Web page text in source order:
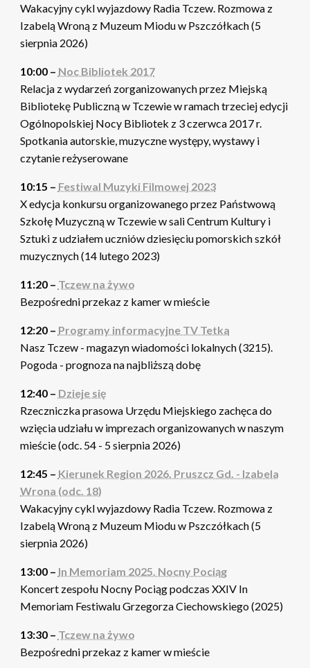
Wakacyjny cykl wyjazdowy Radia Tczew. Rozmowa z
Izabelą Wroną z Muzeum Miodu w Pszczółkach (5
sierpnia 2026)
10:00 – Noc Bibliotek 2017
Relacja z wydarzeń zorganizowanych przez Miejską
Bibliotekę Publiczną w Tczewie w ramach trzeciej edycji
Ogólnopolskiej Nocy Bibliotek z 3 czerwca 2017 r.
Spotkania autorskie, muzyczne występy, wystawy i
czytanie reżyserowane
10:15 – Festiwal Muzyki Filmowej 2023
X edycja konkursu organizowanego przez Państwową
Szkołę Muzyczną w Tczewie w sali Centrum Kultury i
Sztuki z udziałem uczniów dziesięciu pomorskich szkół
muzycznych (14 lutego 2023)
11:20 – Tczew na żywo
Bezpośredni przekaz z kamer w mieście
12:20 – Programy informacyjne TV Tetka
Nasz Tczew - magazyn wiadomości lokalnych (3215).
Pogoda - prognoza na najbliższą dobę
12:40 – Dzieje się
Rzeczniczka prasowa Urzędu Miejskiego zachęca do
wzięcia udziału w imprezach organizowanych w naszym
mieście (odc. 54 - 5 sierpnia 2026)
12:45 – Kierunek Region 2026. Pruszcz Gd. - Izabela
Wrona (odc. 18)
Wakacyjny cykl wyjazdowy Radia Tczew. Rozmowa z
Izabelą Wroną z Muzeum Miodu w Pszczółkach (5
sierpnia 2026)
13:00 – In Memoriam 2025. Nocny Pociąg
Koncert zespołu Nocny Pociąg podczas XXIV In
Memoriam Festiwalu Grzegorza Ciechowskiego (2025)
13:30 – Tczew na żywo
Bezpośredni przekaz z kamer w mieście